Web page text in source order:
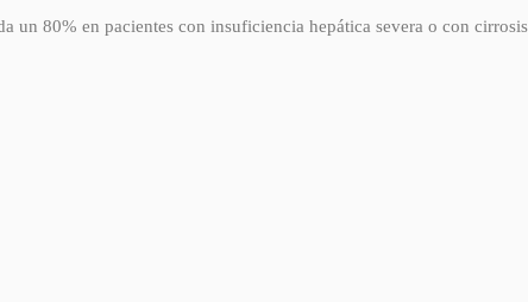
un 80% en pacientes con insuficiencia hepática severa o con